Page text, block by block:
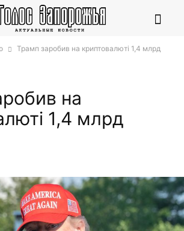
Трамп заробив на криптовалюті 1,4 млрд
на
1,4 млрд